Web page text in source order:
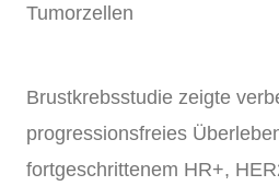
Tumorzellen
Brustkrebsstudie zeigte
progressionsfreies
fortgeschrittenem HR+,